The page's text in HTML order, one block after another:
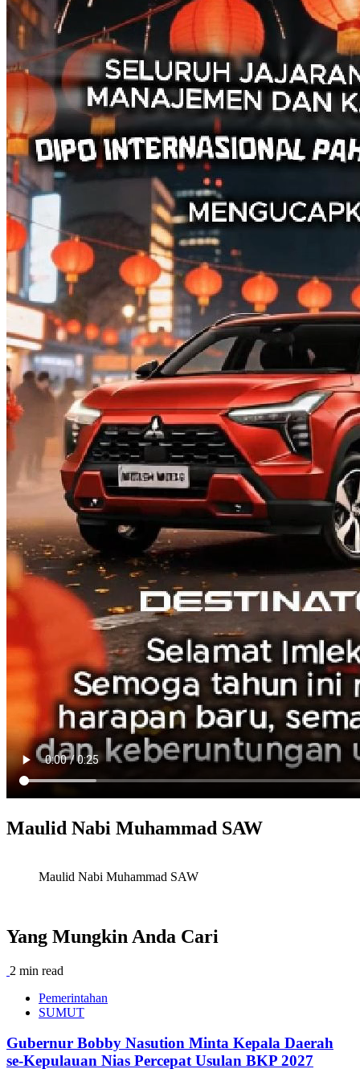
Maulid Nabi Muhammad SAW
Maulid Nabi Muhammad SAW
Yang Mungkin Anda Cari
2 min read
Pemerintahan
SUMUT
Gubernur Bobby Nasution Minta Kepala Daerah
se-Kepulauan Nias Percepat Usulan BKP 2027